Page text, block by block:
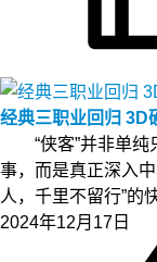
经典三职业回归 3D
“侠客”并非单纯
事，而是真正深入
人，千里不留行”的
2024年12月17日